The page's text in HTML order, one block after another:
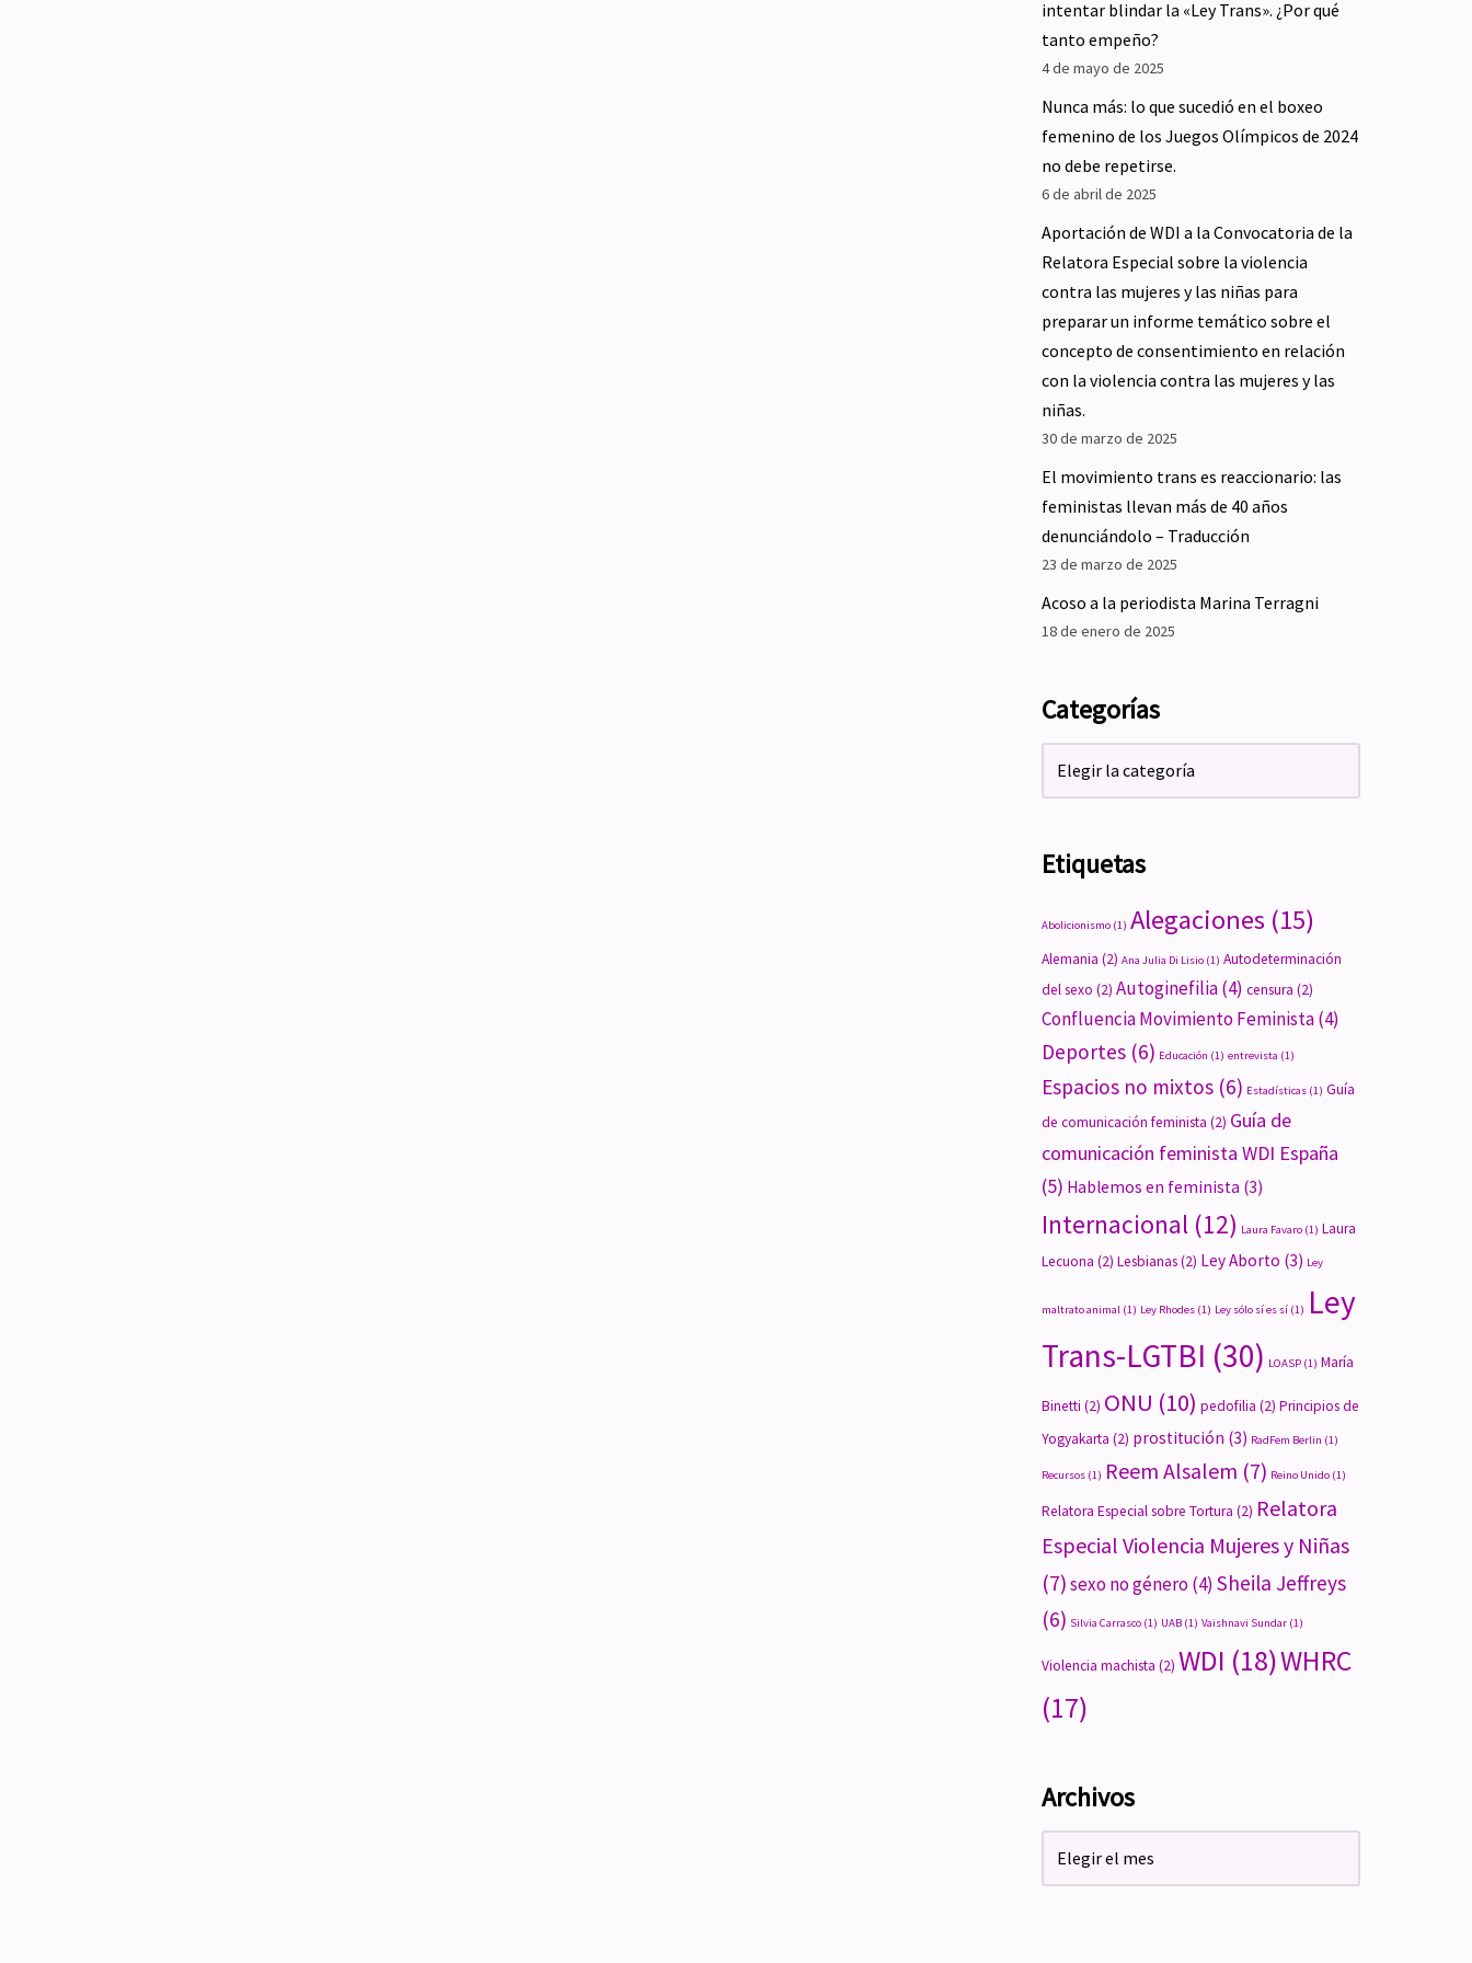
intentar blindar la «Ley Trans». ¿Por qué
tanto empeño?
4 de mayo de 2025
Nunca más: lo que sucedió en el boxeo
femenino de los Juegos Olímpicos de 2024
no debe repetirse.
6 de abril de 2025
Aportación de WDI a la Convocatoria de la
Relatora Especial sobre la violencia
contra las mujeres y las niñas para
preparar un informe temático sobre el
concepto de consentimiento en relación
con la violencia contra las mujeres y las
niñas.
30 de marzo de 2025
El movimiento trans es reaccionario: las
feministas llevan más de 40 años
denunciándolo – Traducción
23 de marzo de 2025
Acoso a la periodista Marina Terragni
18 de enero de 2025
Categorías
Etiquetas
Abolicionismo (1) Alegaciones (15)
Alemania (2) Ana Julia Di Lisio (1) Autodeterminación
del sexo (2) Autoginefilia(4) censura (2)
Confluencia Movimiento Feminista(4)
Deportes (6) Educación (1) entrevista (1)
Espacios no mixtos (6) Estadísticas (1) Guía
de comunicación feminista (2) Guía de
comunicación feminista WDI España
(5) Hablemos en feminista (3)
Internacional (12) Laura Favaro (1) Laura
Lecuona (2) Lesbianas(2) Ley Aborto (3) Ley
maltrato animal (1) Ley Rhodes (1) Ley sólo sí es sí (1) Ley
Trans-LGTBI (30) LOASP (1) María
Binetti (2) ONU (10) pedofilia (2) Principios de
Yogyakarta (2) prostitución (3) RadFem Berlin (1)
Recursos (1) Reem Alsalem (7) Reino Unido (1)
Relatora Especial sobre Tortura (2) Relatora
Especial Violencia Mujeres y Niñas
(7)sexo no género(4) Sheila Jeffreys
(6) Silvia Carrasco (1) UAB (1) Vaishnavi Sundar (1)
Violencia machista (2) WDI (18)WHRC
(17)
Archivos